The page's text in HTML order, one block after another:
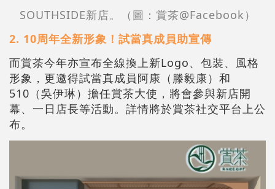
SOUTHSIDE新店。（圖：賞茶@Facebook）
2. 10周年全新形象！試當真成員助宣傳
而賞茶今年亦宣布全線換上新Logo、包裝、風格
形象，更邀得試當真成員阿康（滕毅康）和
510（吳伊琳）擔任賞茶大使，將會參與新店開
幕、一日店長等活動。詳情將於賞茶社交平台上公
布。